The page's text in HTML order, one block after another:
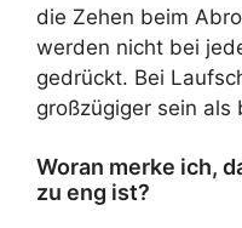
die Zehen beim
werden nicht bei
gedrückt. Bei
großzügiger sein als
Woran merke ich,
zu eng ist?